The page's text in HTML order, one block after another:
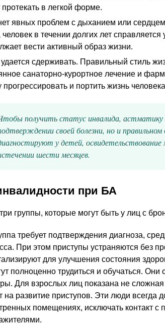
в легкой форме.
явных проблем с дыханием или
человек в течении долгих лет
вести активный образ жизни.
удается сдерживать. Правильный стиль
санаторно-курортное лечение и
прогрессировать и портить жизнь
получить статус инвалида, астматику
своей болезни, но и правильном
у детей,
шести месяцев.
при БА
группы, которые могут быть у лиц с
требует подтверждения диагноза,
При этом приступы устраняются без
для улучшения состояния
полноценно трудиться и обучаться.
Для взрослых лиц показана не
на развитие приступов. Эти люди всегда
помещениях, исключать контакт с